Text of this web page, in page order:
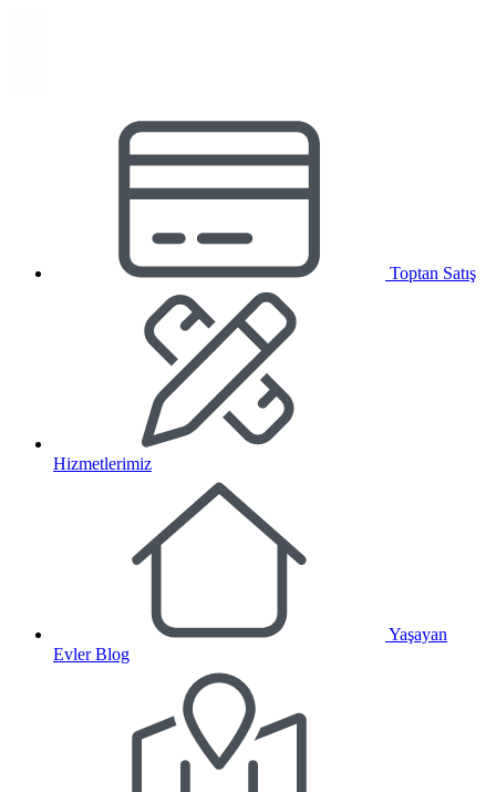
Toptan Satış
Hizmetlerimiz
Yaşayan
Evler Blog